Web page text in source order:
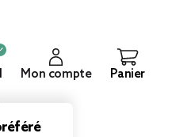
Mon compte Panier